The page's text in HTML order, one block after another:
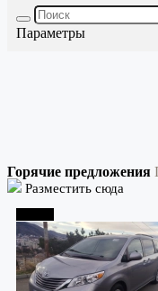
Параметры
Горячие предложения
Разместить сюда